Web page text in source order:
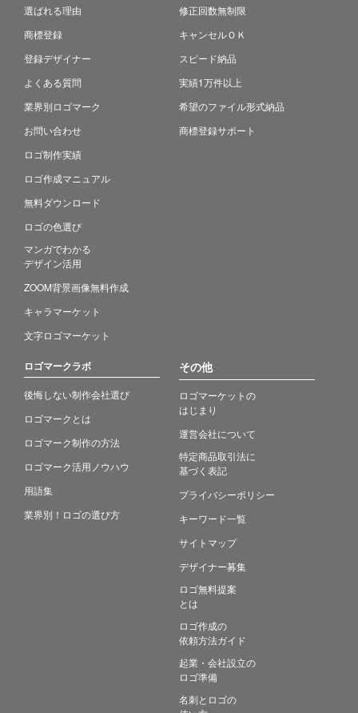
選ばれる理由
商標登録
登録デザイナー
よくある質問
業界別ロゴマーク
お問い合わせ
ロゴ制作実績
ロゴ作成マニュアル
無料ダウンロード
ロゴの色選び
マンガでわかる
デザイン活用
ZOOM背景画像無料作成
キャラマーケット
文字ロゴマーケット
修正回数無制限
キャンセルＯＫ
スピード納品
実績1万件以上
希望のファイル形式納品
商標登録サポート
ロゴマークラボ
後悔しない制作会社選び
ロゴマークとは
ロゴマーク制作の方法
ロゴマーク活用ノウハウ
用語集
業界別！ロゴの選び方
その他
ロゴマーケットの
はじまり
運営会社について
特定商品取引法に
基づく表記
プライバシーポリシー
キーワード一覧
サイトマップ
デザイナー募集
ロゴ無料提案
とは
ロゴ作成の
依頼方法ガイド
起業・会社設立の
ロゴ準備
名刺とロゴの